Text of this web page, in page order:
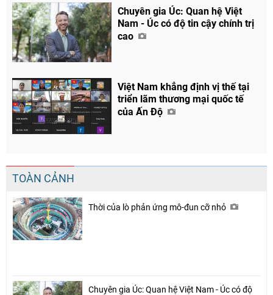
Chuyên gia Úc: Quan hệ Việt
Nam - Úc có độ tin cậy chính trị
cao
Việt Nam khẳng định vị thế tại
triển lãm thương mại quốc tế
của Ấn Độ
TOÀN CẢNH
Thời của lò phản ứng mô-đun cỡ nhỏ
Chuyên gia Úc: Quan hệ Việt Nam - Úc có độ